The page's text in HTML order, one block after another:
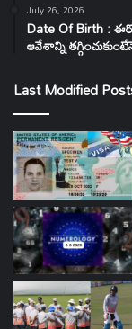
July 26, 2026
Date Of Birth :
ఆవేశాన్ని
Last Modified